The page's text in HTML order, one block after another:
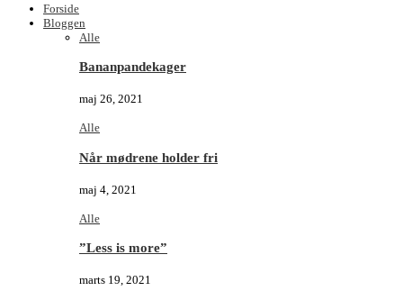
Forside
Bloggen
Alle
Bananpandekager
maj 26, 2021
Alle
Når mødrene holder fri
maj 4, 2021
Alle
”Less is more”
marts 19, 2021